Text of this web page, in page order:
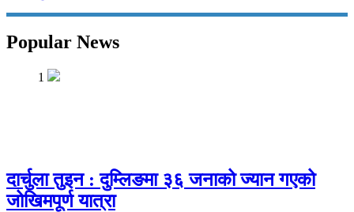
Popular News
1
दार्चुला तुइन : दुम्लिङमा ३६ जनाको ज्यान गएको
जोखिमपूर्ण यात्रा